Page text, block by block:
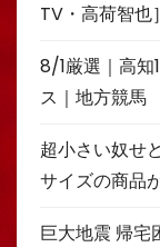
TV・高荷智也］
8/1厳選｜高知
ス｜地方競馬
超小さい奴せ
サイズの商品
巨大地震 帰宅